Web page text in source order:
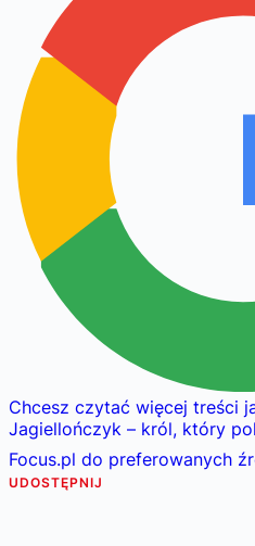
Chcesz czytać więcej treści
Jagiellończyk – król, który
Focus.pl do preferowanych
UDOSTĘPNIJ